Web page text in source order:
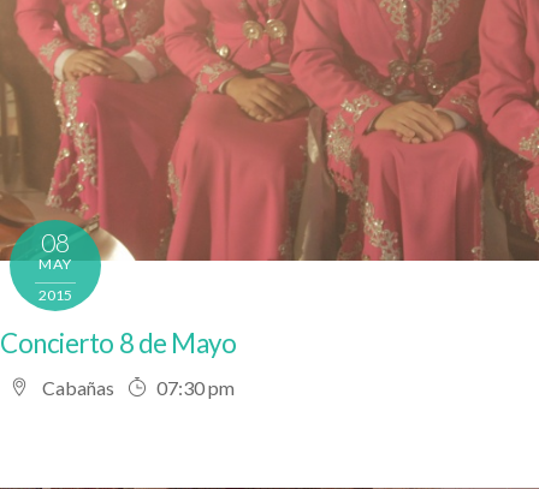
08
MAY
2015
Concierto 8 de Mayo
Cabañas 07:30 pm